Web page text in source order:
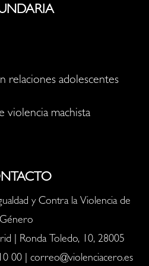
relaciones adolescentes
violencia machista
y Contra la Violencia de
Género
| Ronda Toledo, 10, 28005
00| correo@violenciacero.es